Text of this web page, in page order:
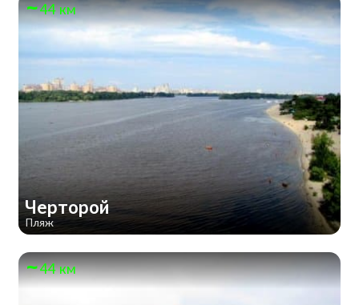
44 км
Черторой
Пляж
44 км